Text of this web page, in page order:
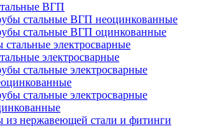
ВГП
стальные ВГП неоцинкованные
стальные ВГП оцинкованные
электросварные
стальные электросварные
стальные электросварные